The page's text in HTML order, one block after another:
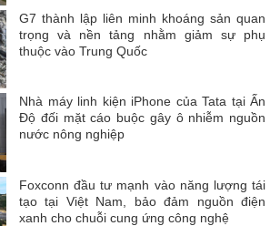
G7 thành lập liên minh khoáng sản quan
trọng và nền tảng nhằm giảm sự phụ
thuộc vào Trung Quốc
Nhà máy linh kiện iPhone của Tata tại Ấn
Độ đối mặt cáo buộc gây ô nhiễm nguồn
nước nông nghiệp
Foxconn đầu tư mạnh vào năng lượng tái
tạo tại Việt Nam, bảo đảm nguồn điện
xanh cho chuỗi cung ứng công nghệ